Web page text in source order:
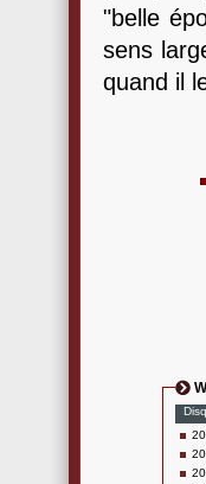
"belle
sens
quand il